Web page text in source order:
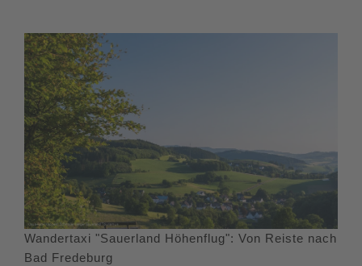
Wandertaxi "Sauerland Höhenflug": Von Reiste nach
Bad Fredeburg